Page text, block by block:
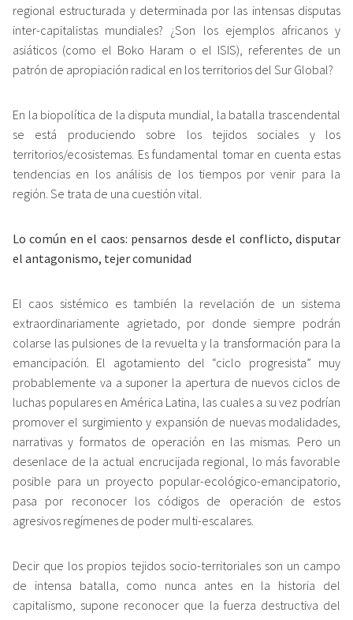
regional estructurada y determinada por las intensas disputas
inter-capitalistas mundiales? ¿Son los ejemplos africanos y
asiáticos (como el Boko Haram o el ISIS), referentes de un
patrón de apropiación radical en los territorios del Sur Global?
En la biopolítica de la disputa mundial, la batalla trascendental
se está produciendo sobre los tejidos sociales y los
territorios/ecosistemas. Es fundamental tomar en cuenta estas
tendencias en los análisis de los tiempos por venir para la
región. Se trata de una cuestión vital.
Lo común en el caos: pensarnos desde el conflicto, disputar
el antagonismo, tejer comunidad
El caos sistémico es también la revelación de un sistema
extraordinariamente agrietado, por donde siempre podrán
colarse las pulsiones de la revuelta y la transformación para la
emancipación. El agotamiento del “ciclo progresista” muy
probablemente va a suponer la apertura de nuevos ciclos de
luchas populares en América Latina, las cuales a su vez podrían
promover el surgimiento y expansión de nuevas modalidades,
narrativas y formatos de operación en las mismas. Pero un
desenlace de la actual encrucijada regional, lo más favorable
posible para un proyecto popular-ecológico-emancipatorio,
pasa por reconocer los códigos de operación de estos
agresivos regímenes de poder multi-escalares.
Decir que los propios tejidos socio-territoriales son un campo
de intensa batalla, como nunca antes en la historia del
capitalismo, supone reconocer que la fuerza destructiva del